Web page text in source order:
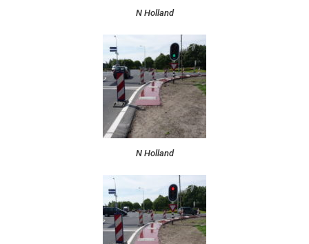
N Holland
N Holland